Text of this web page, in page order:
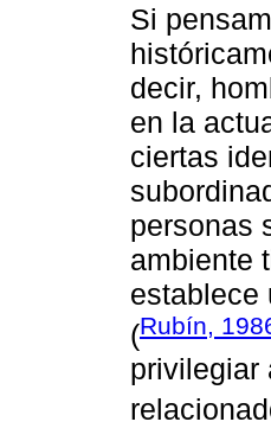
Si
decir,
en la
ciertas
personas
ambiente
establece
(Rubín,
privilegiar